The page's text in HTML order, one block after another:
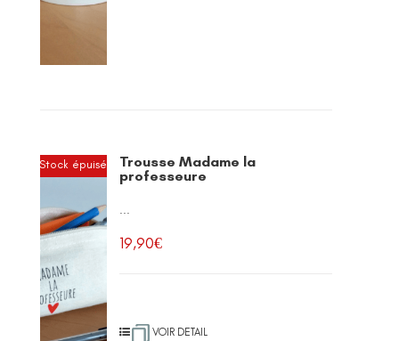
Stock épuisé
Trousse Madame la
professeure
...
19,90€
VOIR DETAIL